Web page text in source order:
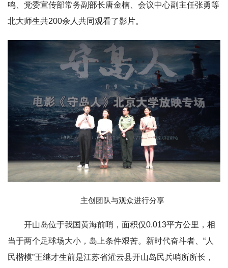
鸣、党委宣传部常务副部长唐金楠、会议中心副主任张勇等
北大师生共200余人共同观看了影片。
主创团队与观众进行分享
开山岛位于我国黄海前哨，面积仅0.013平方公里，相
当于两个足球场大小，岛上条件艰苦。新时代奋斗者、“人
民楷模”王继才生前是江苏省灌云县开山岛民兵哨所所长，